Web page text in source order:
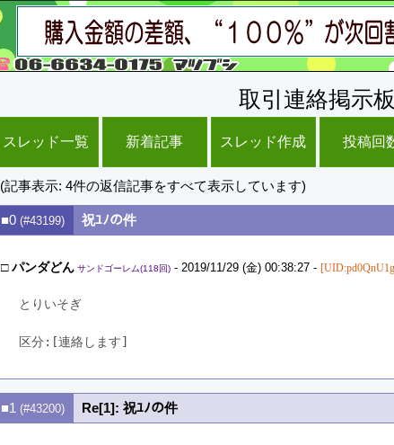
取引連絡掲示板
スレッド一覧 新着記事 スレッド作成 投稿回
(記事表示: 4件の返信記事をすべて表示しています)
■0 (#43199) 祝ﾕﾉの件
□パンダどん サンドゴーレム(118回)- 2019/11/29 (金) 00:38:27 -
とりいそぎ
区分:[連絡します]
■1 (#43200) Re[1]: 祝ﾕﾉの件